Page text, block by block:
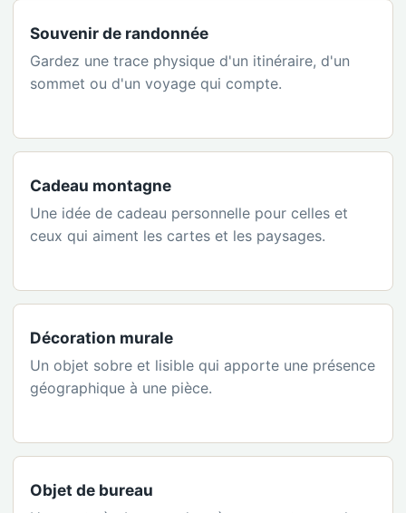
Souvenir de randonnée
Gardez une trace physique d'un itinéraire, d'un
sommet ou d'un voyage qui compte.
Cadeau montagne
Une idée de cadeau personnelle pour celles et
ceux qui aiment les cartes et les paysages.
Décoration murale
Un objet sobre et lisible qui apporte une présence
géographique à une pièce.
Objet de bureau